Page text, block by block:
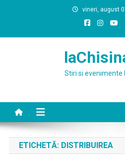
vineri, august
Stiri si evenimente
ETICHETĂ: DISTRIBUIREA